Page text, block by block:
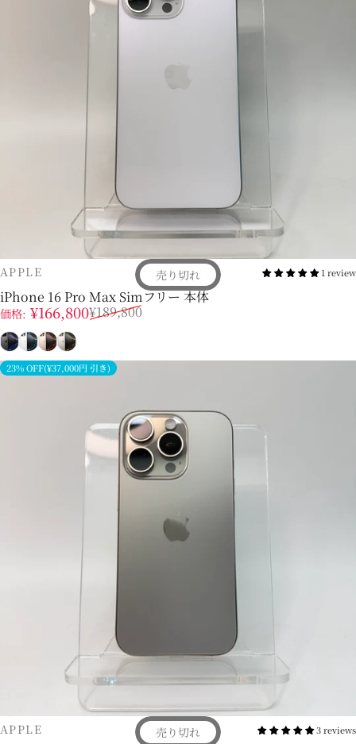
売り切れ
販売業者
APPLE 1 review
iPhone 16 Pro Max Simフリー 本体
販売価格
価格: ¥166,800
通常価格 ¥189,800
ブラック
ホワイト
デザート
ナチュラル
23% OFF(¥37,000円 引き)
売り切れ
販売業者
APPLE 3 reviews